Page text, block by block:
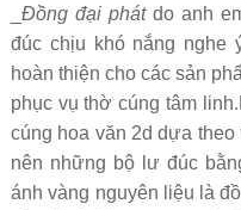
Đồng đại phát do anh
đúc chịu khó nắng nghe
hoàn thiện cho các sản
phục vụ thờ cúng tâm
cúng hoa văn 2d dựa theo
nên những bộ lư đúc
ánh vàng nguyên liệu là